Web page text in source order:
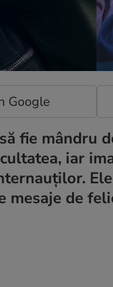
Google
fie mândru
iar
mesaje de